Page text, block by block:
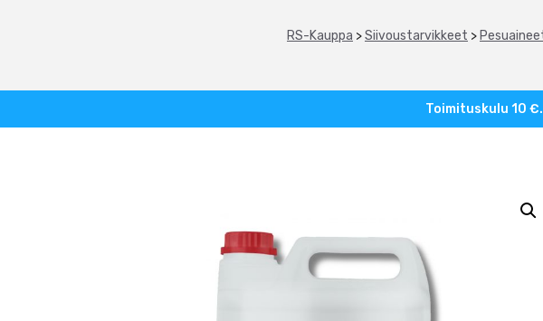
RS-Kauppa >Siivoustarvikkeet >
Toimituskulu 10